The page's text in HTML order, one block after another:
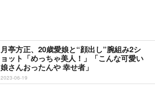
月亭方正、20歳愛娘と“顔出し”腕組み2シ
ョット「めっちゃ美人！」「こんな可愛い
娘さんおったんや 幸せ者」
2023-06-19